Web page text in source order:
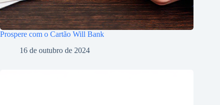
Prospere com o Cartão Will Bank
16 de outubro de 2024